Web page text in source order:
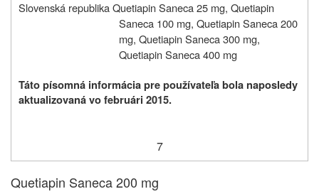
Slovenská republika Quetiapin Saneca 25 mg, Quetiapin
Saneca 100 mg, Quetiapin Saneca 200
mg, Quetiapin Saneca 300 mg,
Quetiapin Saneca 400 mg
Táto písomná informácia pre používateľa bola naposledy
aktualizovaná vo februári 2015.
7
Quetiapin Saneca 200 mg